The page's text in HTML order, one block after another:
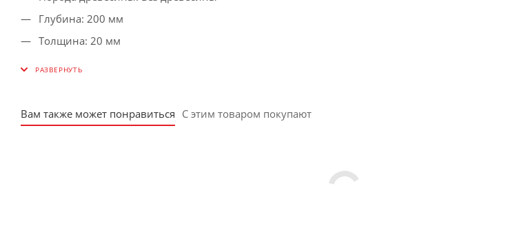
Глубина: 200 мм
Толщина: 20 мм
Цвет: Белый
Вам также может понравиться С этим товаром покупают